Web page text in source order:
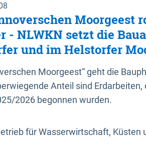
Moorgeest
- NLWKN setzt die
und im Helstorfer
Moorgeest“ geht die
Anteil sind Erdarbeiten,
2026 begonnen wurden.
für Wasserwirtschaft, Küsten